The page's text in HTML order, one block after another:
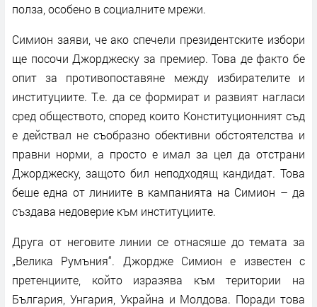
полза, особено в социалните мрежи.
Симион заяви, че ако спечели президентските избори
ще посочи Джорджеску за премиер. Това де факто бе
опит за противопоставяне между избирателите и
институциите. Т.е. да се формират и развият нагласи
сред обществото, според които Конституционният съд
е действал не съобразно обективни обстоятелства и
правни норми, а просто е имал за цел да отстрани
Джорджеску, защото бил неподходящ кандидат. Това
беше една от линиите в кампанията на Симион – да
създава недоверие към институциите.
Друга от неговите линии се отнасяше до темата за
„Велика Румъния“. Джордже Симион е известен с
претенциите, който изразява към територии на
България, Унгария, Украйна и Молдова. Поради това